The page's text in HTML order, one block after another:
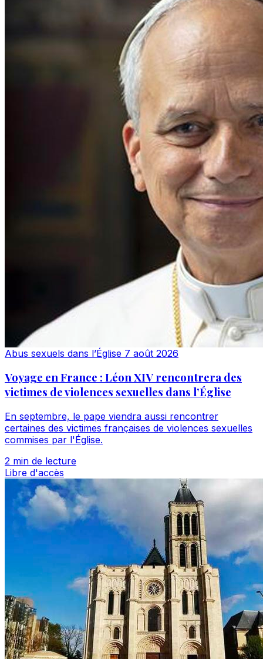
Abus sexuels dans l’Église 7 août 2026
Voyage en France : Léon XIV rencontrera des
victimes de violences sexuelles dans l’Église
En septembre, le pape viendra aussi rencontrer
certaines des victimes françaises de violences sexuelles
commises par l'Église.
2 min de lecture
Libre d'accès